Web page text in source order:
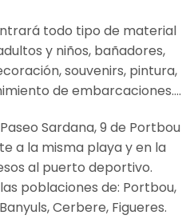
todo tipo de material
y niños, bañadores,
souvenirs, pintura,
de embarcaciones….
Sardana, 9 de Portbou
a la misma playa y en la
al puerto deportivo.
poblaciones de: Portbou,
Cerbere, Figueres.